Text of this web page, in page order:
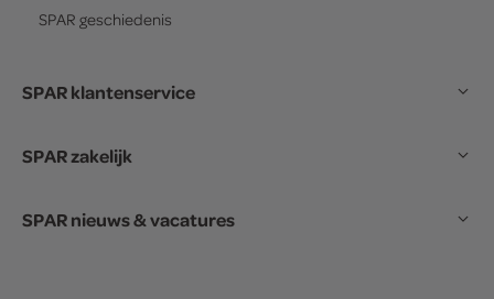
SPAR geschiedenis
SPAR klantenservice
SPAR zakelijk
SPAR nieuws & vacatures